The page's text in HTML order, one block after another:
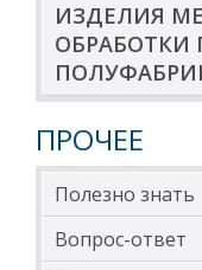
ИЗДЕЛИЯ
ПРОЧЕЕ
Полезно знать
Вопрос-ответ